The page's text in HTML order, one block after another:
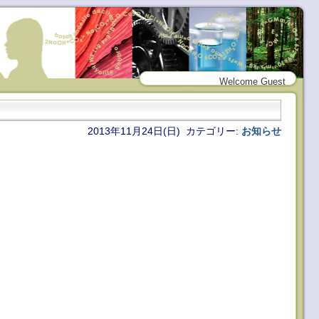
Welcome Guest
2013年11月24日(日) カテゴリー: お知らせ